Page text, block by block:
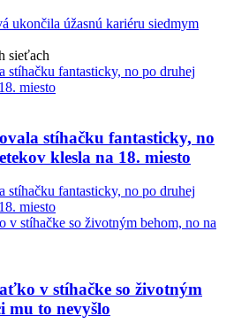
sieťach
stíhačku fantasticky, no
klesla na 18. miesto
v stíhačke so životným
mu to nevyšlo